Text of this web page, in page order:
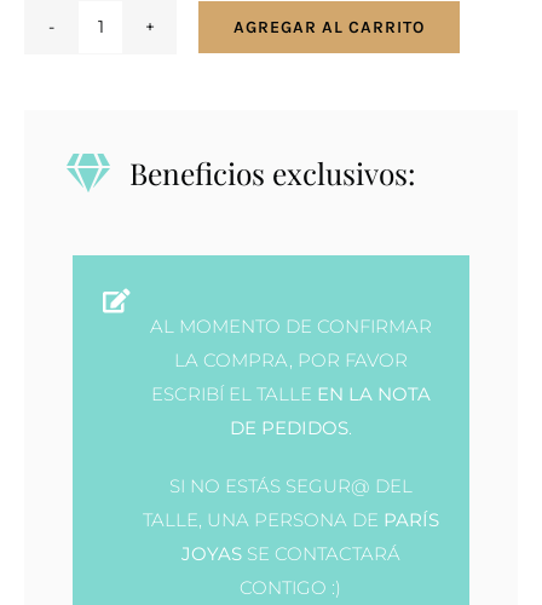
cantidad
AGREGAR AL CARRITO
Beneficios exclusivos:
AL MOMENTO DE CONFIRMAR
LA COMPRA, POR FAVOR
ESCRIBÍ EL TALLE EN LA NOTA
DE PEDIDOS.
SI NO ESTÁS SEGUR@ DEL
TALLE, UNA PERSONA DE PARÍS
JOYASSE CONTACTARÁ
CONTIGO :)